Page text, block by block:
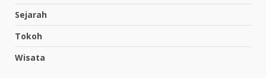
Sejarah
Tokoh
Wisata